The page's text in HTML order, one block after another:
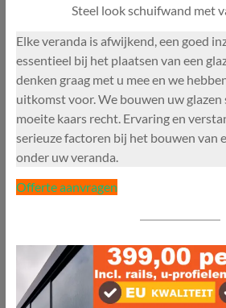
Steel look schuifwand met
Elke veranda is afwijkend, een goed
essentieel bij het plaatsen van een
denken graag met u mee en we
uitkomst voor. We bouwen uw
moeite kaars recht. Ervaring en
serieuze factoren bij het bouwen van
onder uw veranda.
Offerte aanvragen